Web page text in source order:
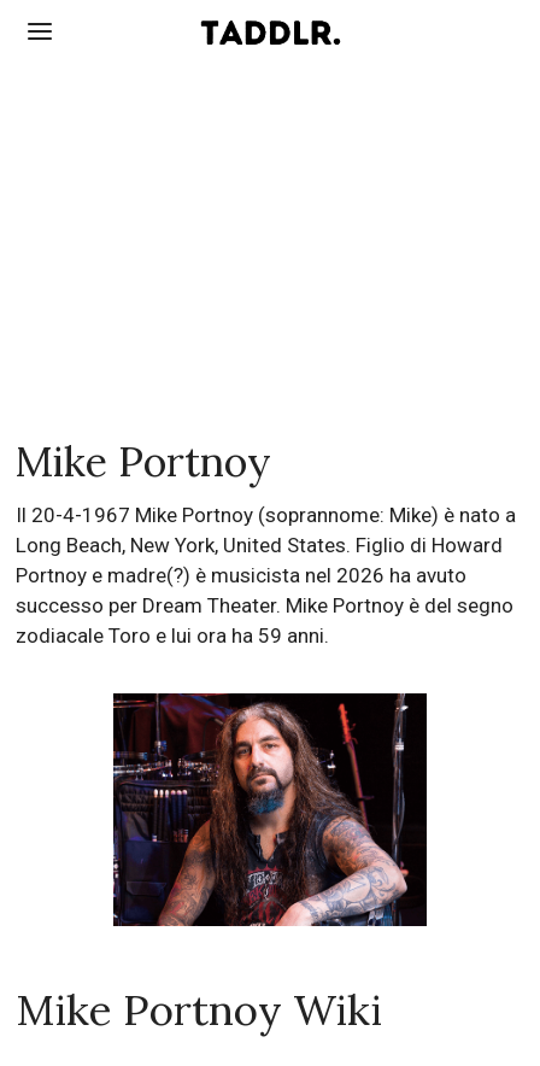
Mike Portnoy
Il 20-4-1967 Mike Portnoy (soprannome: Mike) è nato a
Long Beach, New York, United States. Figlio di Howard
Portnoy e madre(?) è musicista nel 2026 ha avuto
successo per Dream Theater. Mike Portnoy è del segno
zodiacale Toro e lui ora ha 59 anni.
Mike Portnoy Wiki